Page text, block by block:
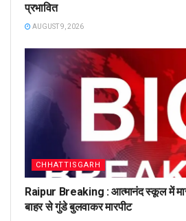
प्रभावित
AUGUST 9, 2026
CHHATTISGARH
Raipur Breaking : आत्मानंद स्कूल में
बाहर से गुंडे बुलवाकर मारपीट